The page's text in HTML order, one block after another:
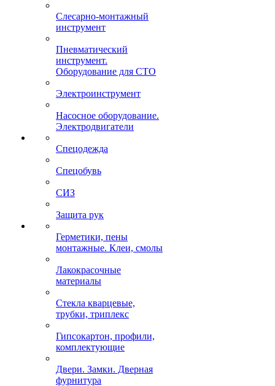
Слесарно-монтажный
инструмент
Пневматический
инструмент.
Оборудование для СТО
Электроинструмент
Насосное оборудование.
Электродвигатели
Спецодежда
Спецобувь
СИЗ
Защита рук
Герметики, пены
монтажные. Клеи, смолы
Лакокрасочные
материалы
Стекла кварцевые,
трубки, триплекс
Гипсокартон, профили,
комплектующие
Двери. Замки. Дверная
фурнитура